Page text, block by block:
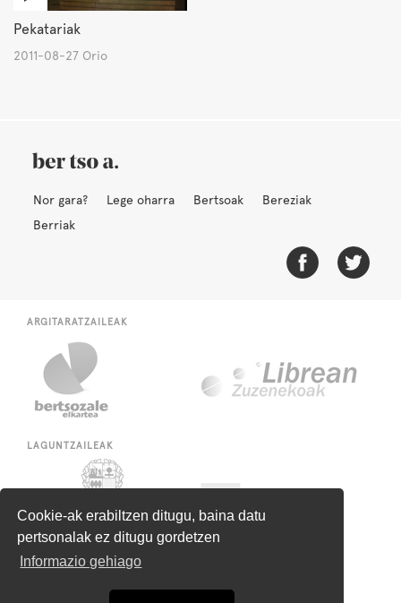
Cookie-ak erabiltzen ditugu, baina datu
pertsonalak ez ditugu gordetzen
Informazio gehiago
Pekatariak
2011-08-27 Orio
Nor gara? Lege oharra Bertsoak
Bereziak
Berriak
ARGITARATZAILEAK
LAGUNTZAILEAK